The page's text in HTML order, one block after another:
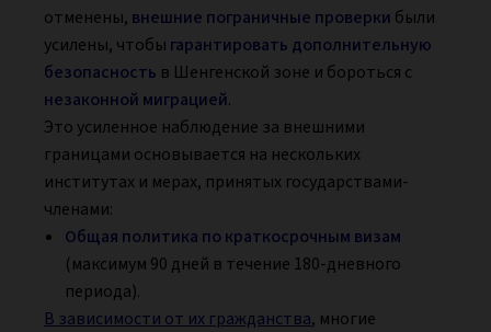
отменены, внешние пограничные проверки были
усилены, чтобы гарантировать дополнительную
безопасность в Шенгенской зоне и бороться с
незаконной миграцией.
Это усиленное наблюдение за внешними
границами основывается на нескольких
институтах и мерах, принятых государствами-
членами:
Общая политика по краткосрочным визам
(максимум 90 дней в течение 180-дневного
периода).
В зависимости от их гражданства, многие